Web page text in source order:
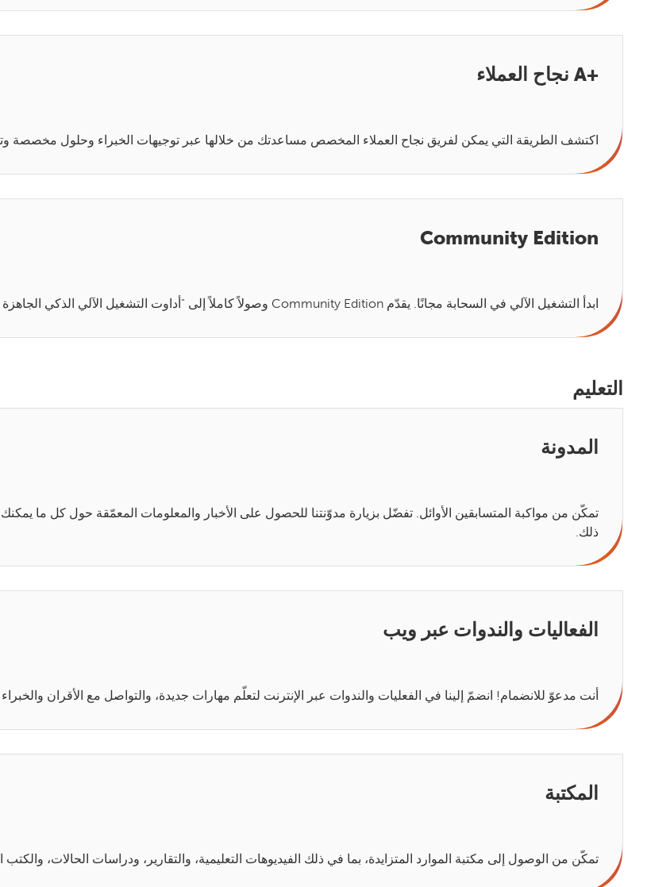
+A نجاح العملاء
اكتشف الطريقة التي يمكن لفريق نجاح العملاء المخصص مساعدتك من خلالها عبر توجيهات الخبراء وحلول مخصصة
Community Edition
ابدأ التشغيل الآلي في السحابة مجانًا. يقدّم Community Edition وصولاً كاملاً إلى "أداوت التشغيل الآلي الذكي الجاهزة للعمل على السحابة" للطلاب والمطوّرين.
التعليم
المدونة
ذلك.
الفعاليات والندوات عبر ويب
أنت مدعوّ للانضمام! انضمّ إلينا في الفعليات والندوات عبر الإنترنت لتعلّم مهارات جديدة، والتواصل مع الأقران
المكتبة
تمكّن من الوصول إلى مكتبة الموارد المتزايدة، بما في ذلك الفيديوهات التعليمية، والتقارير، ودراسات الحالات، والكتب